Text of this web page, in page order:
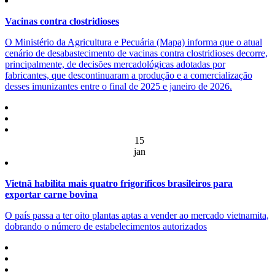
Vacinas contra clostridioses
O Ministério da Agricultura e Pecuária (Mapa) informa que o atual
cenário de desabastecimento de vacinas contra clostridioses decorre,
principalmente, de decisões mercadológicas adotadas por
fabricantes, que descontinuaram a produção e a comercialização
desses imunizantes entre o final de 2025 e janeiro de 2026.
15
jan
Vietnã habilita mais quatro frigoríficos brasileiros para
exportar carne bovina
O país passa a ter oito plantas aptas a vender ao mercado vietnamita,
dobrando o número de estabelecimentos autorizados